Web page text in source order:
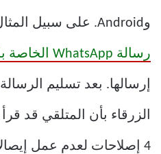
وAndroid. على سبيل المثال، لا يمكنك فقط
رسالة WhatsApp الخاصة بك
إرسالها. بعد تسليم
الزرقاء بأن المتلقي قد
4 إصلاحات لعدم عمل